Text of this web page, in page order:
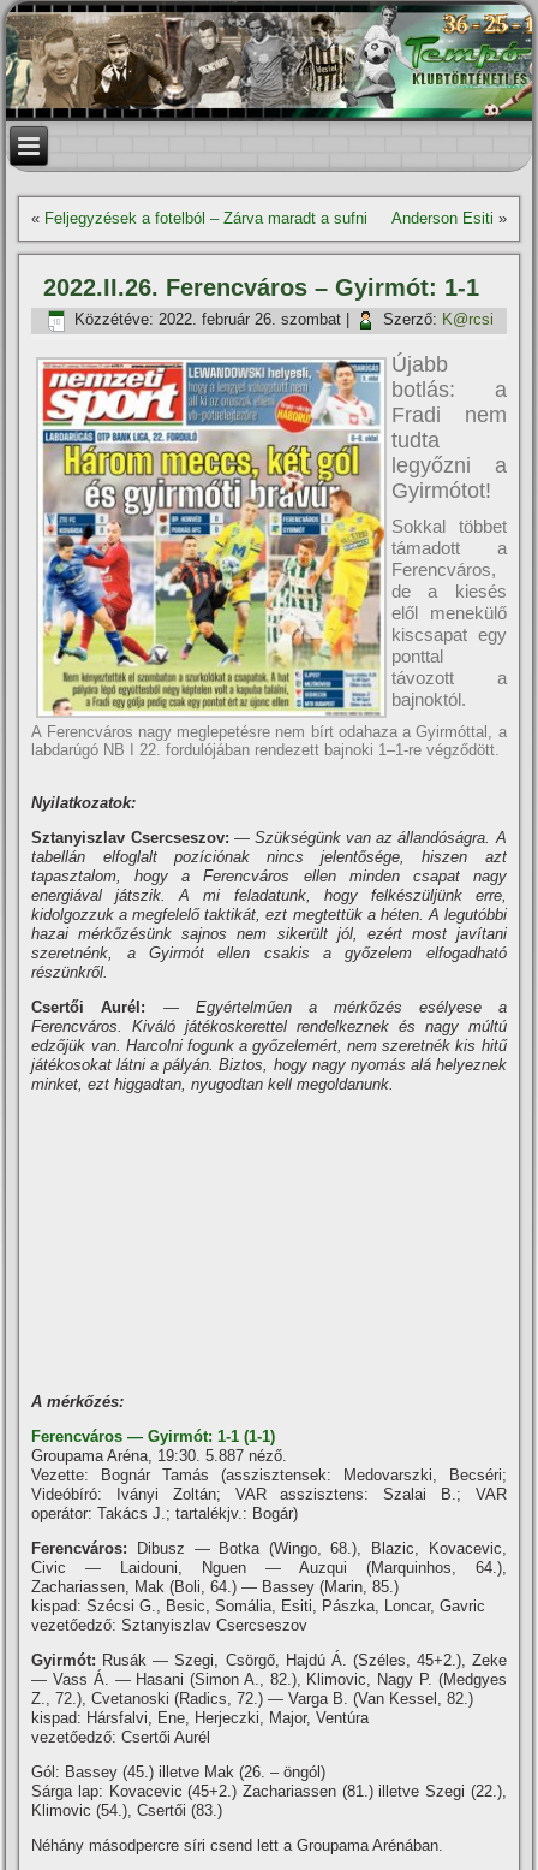
« Feljegyzések a fotelból – Zárva maradt a sufni Anderson Esiti »
2022.II.26. Ferencváros – Gyirmót: 1-1
Közzétéve: 2022. február 26. szombat Szerző: K@rcsi
Újabb
botlás: a
Fradi nem
tudta
legyőzni a
Gyirmótot!
Sokkal többet
támadott a
Ferencváros,
de a kiesés
elől menekülő
kiscsapat egy
ponttal
távozott a
bajnoktól.
A Ferencváros nagy meglepetésre nem bírt odahaza a Gyirmóttal, a
labdarúgó NB I 22. fordulójában rendezett bajnoki 1–1-re végződött.
Nyilatkozatok:
Sztanyiszlav Csercseszov: — Szükségünk van az állandóságra. A
tabellán elfoglalt pozíciónak nincs jelentősége, hiszen azt
tapasztalom, hogy a Ferencváros ellen minden csapat nagy
energiával játszik. A mi feladatunk, hogy felkészüljünk erre,
kidolgozzuk a megfelelő taktikát, ezt megtettük a héten. A legutóbbi
hazai mérkőzésünk sajnos nem sikerült jól, ezért most javítani
szeretnénk, a Gyirmót ellen csakis a győzelem elfogadható
részünkről.
Csertői Aurél:
— Egyértelműen a mérkőzés esélyese a
Ferencváros. Kiváló játékoskerettel rendelkeznek és nagy múltú
edzőjük van. Harcolni fogunk a győzelemért, nem szeretnék kis hitű
játékosokat látni a pályán. Biztos, hogy nagy nyomás alá helyeznek
minket, ezt higgadtan, nyugodtan kell megoldanunk.
A mérkőzés:
Ferencváros — Gyirmót: 1-1 (1-1)
Groupama Aréna, 19:30. 5.887 néző.
Vezette: Bognár Tamás (asszisztensek: Medovarszki, Becséri;
Videóbíró: Iványi Zoltán; VAR asszisztens: Szalai B.; VAR
operátor: Takács J.; tartalékjv.: Bogár)
Ferencváros: Dibusz — Botka (Wingo, 68.), Blazic, Kovacevic,
Civic — Laidouni, Nguen — Auzqui (Marquinhos, 64.),
Zachariassen, Mak (Boli, 64.) — Bassey (Marin, 85.)
kispad: Szécsi G., Besic, Somália, Esiti, Pászka, Loncar, Gavric
vezetőedző: Sztanyiszlav Csercseszov
Gyirmót: Rusák — Szegi, Csörgő, Hajdú Á. (Széles, 45+2.), Zeke
— Vass Á. — Hasani (Simon A., 82.), Klimovic, Nagy P. (Medgyes
Z., 72.), Cvetanoski (Radics, 72.) — Varga B. (Van Kessel, 82.)
kispad: Hársfalvi, Ene, Herjeczki, Major, Ventúra
vezetőedző: Csertői Aurél
Gól: Bassey (45.) illetve Mak (26. – öngól)
Sárga lap: Kovacevic (45+2.) Zachariassen (81.) illetve Szegi (22.),
Klimovic (54.), Csertői (83.)
Néhány másodpercre síri csend lett a Groupama Arénában.